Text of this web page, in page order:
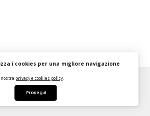
Dashboard
i cookies per una migliore navigazione
privacy e cookies policy.
Prosegui